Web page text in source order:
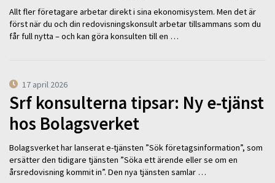
Allt fler företagare arbetar direkt i sina ekonomisystem. Men det är
först när du och din redovisningskonsult arbetar tillsammans som du
får full nytta – och kan göra konsulten till en …
17 april 2026
Srf konsulterna tipsar: Ny e-tjänst
hos Bolagsverket
Bolagsverket har lanserat e-tjänsten ”Sök företagsinformation”, som
ersätter den tidigare tjänsten ”Söka ett ärende eller se om en
årsredovisning kommit in”. Den nya tjänsten samlar …